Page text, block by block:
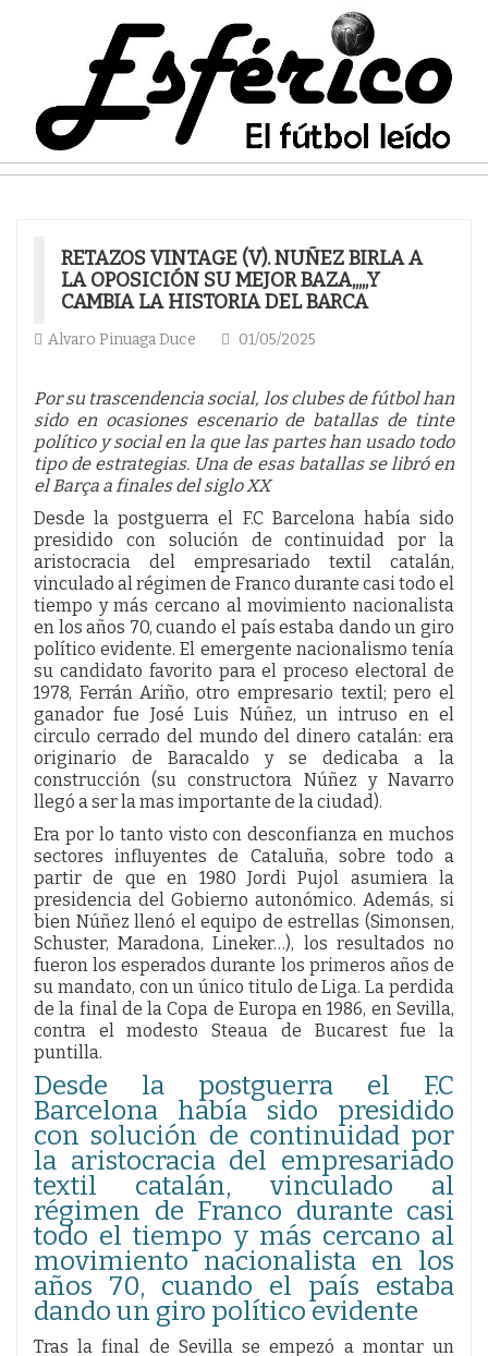
RETAZOS VINTAGE (V). NUÑEZ BIRLA A
LA OPOSICIÓN SU MEJOR BAZA,,,,,Y
CAMBIA LA HISTORIA DEL BARCA
Alvaro Pinuaga Duce 01/05/2025
Por su trascendencia social, los clubes de fútbol han
sido en ocasiones escenario de batallas de tinte
político y social en la que las partes han usado todo
tipo de estrategias. Una de esas batallas se libró en
el Barça a finales del siglo XX
Desde la postguerra el F.C Barcelona había sido
presidido con solución de continuidad por la
aristocracia del empresariado textil catalán,
vinculado al régimen de Franco durante casi todo el
tiempo y más cercano al movimiento nacionalista
en los años 70, cuando el país estaba dando un giro
político evidente. El emergente nacionalismo tenía
su candidato favorito para el proceso electoral de
1978, Ferrán Ariño, otro empresario textil; pero el
ganador fue José Luis Núñez, un intruso en el
circulo cerrado del mundo del dinero catalán: era
originario de Baracaldo y se dedicaba a la
construcción (su constructora Núñez y Navarro
llegó a ser la mas importante de la ciudad).
Era por lo tanto visto con desconfianza en muchos
sectores influyentes de Cataluña, sobre todo a
partir de que en 1980 Jordi Pujol asumiera la
presidencia del Gobierno autonómico. Además, si
bien Núñez llenó el equipo de estrellas (Simonsen,
Schuster, Maradona, Lineker…), los resultados no
fueron los esperados durante los primeros años de
su mandato, con un único titulo de Liga. La perdida
de la final de la Copa de Europa en 1986, en Sevilla,
contra el modesto Steaua de Bucarest fue la
puntilla.
Desde la postguerra el F.C
Barcelona había sido presidido
con solución de continuidad por
la aristocracia del empresariado
textil catalán, vinculado al
régimen de Franco durante casi
todo el tiempo y más cercano al
movimiento nacionalista en los
años 70, cuando el país estaba
dando un giro político evidente
Tras la final de Sevilla se empezó a montar un